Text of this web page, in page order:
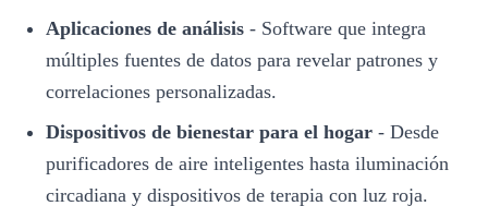
Aplicaciones de análisis - Software que integra
múltiples fuentes de datos para revelar patrones y
correlaciones personalizadas.
Dispositivos de bienestar para el hogar - Desde
purificadores de aire inteligentes hasta iluminación
circadiana y dispositivos de terapia con luz roja.